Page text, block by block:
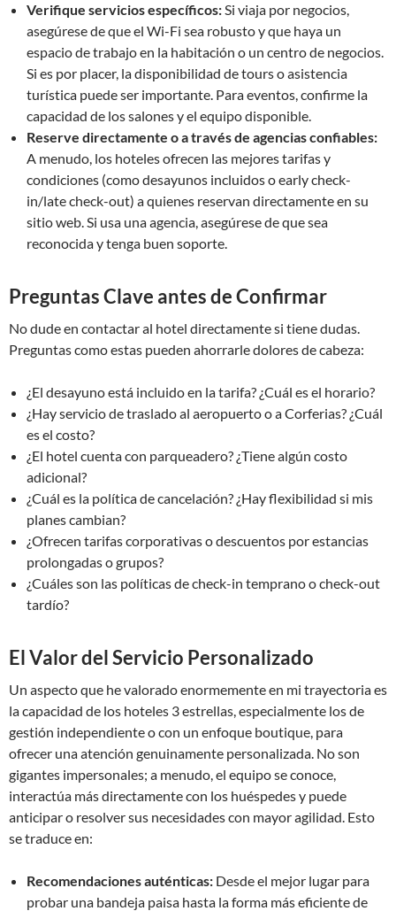
Verifique servicios específicos:Si viaja por negocios,
asegúrese de que el Wi-Fi sea robusto y que haya un
espacio de trabajo en la habitación o un centro de negocios.
Si es por placer, la disponibilidad de tours o asistencia
turística puede ser importante. Para eventos, confirme la
capacidad de los salones y el equipo disponible.
Reserve directamente o a través de agencias confiables:
A menudo, los hoteles ofrecen las mejores tarifas y
condiciones (como desayunos incluidos o early check-
in/late check-out) a quienes reservan directamente en su
sitio web. Si usa una agencia, asegúrese de que sea
reconocida y tenga buen soporte.
Preguntas Clave antes de Confirmar
No dude en contactar al hotel directamente si tiene dudas.
Preguntas como estas pueden ahorrarle dolores de cabeza:
¿El desayuno está incluido en la tarifa? ¿Cuál es el horario?
¿Hay servicio de traslado al aeropuerto o a Corferias? ¿Cuál
es el costo?
¿El hotel cuenta con parqueadero? ¿Tiene algún costo
adicional?
¿Cuál es la política de cancelación? ¿Hay flexibilidad si mis
planes cambian?
¿Ofrecen tarifas corporativas o descuentos por estancias
prolongadas o grupos?
¿Cuáles son las políticas de check-in temprano o check-out
tardío?
El Valor del Servicio Personalizado
Un aspecto que he valorado enormemente en mi trayectoria es
la capacidad de los hoteles 3 estrellas, especialmente los de
gestión independiente o con un enfoque boutique, para
ofrecer una atención genuinamente personalizada. No son
gigantes impersonales; a menudo, el equipo se conoce,
interactúa más directamente con los huéspedes y puede
anticipar o resolver sus necesidades con mayor agilidad. Esto
se traduce en:
Recomendaciones auténticas: Desde el mejor lugar para
probar una bandeja paisa hasta la forma más eficiente de